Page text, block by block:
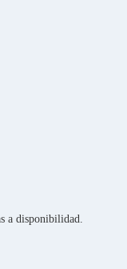
a disponibilidad.